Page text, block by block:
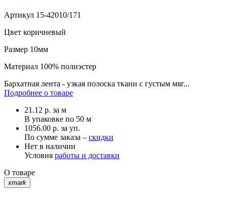
Артикул 15-42010/171
Цвет коричневый
Размер 10мм
Материал 100% полиэстер
Бархатная лента - узкая полоска ткани с густым мяг...
Подробнее о товаре
21.12 р. за м
В упаковке по 50 м
1056.00 р. за уп.
По сумме заказа – скидки
Нет в наличии
Условия работы и доставки
О товаре
xmark